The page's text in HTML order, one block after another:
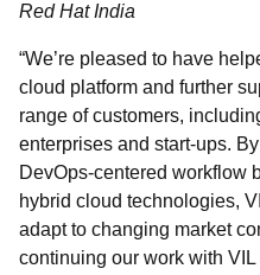
Red Hat India
“We’re pleased to have
cloud platform and further
range of customers,
enterprises and start-ups.
DevOps-centered workflow
hybrid cloud technologies,
adapt to changing market
continuing our work with